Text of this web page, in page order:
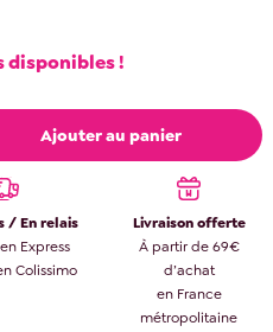
disponibles !
Ajouter au panier
/ En relais
Express
Colissimo
Livraison offerte
À partir de 69€
d’achat
en France
métropolitaine